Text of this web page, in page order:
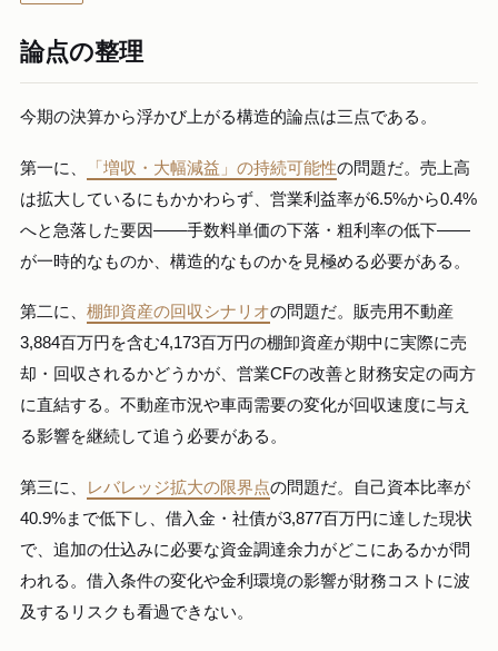
論点の整理
今期の決算から浮かび上がる構造的論点は三点である。
第一に、 「増収・大幅減益」の持続可能性の問題だ。売上高
は拡大しているにもかかわらず、営業利益率が6.5%から0.4%
へと急落した要因——手数料単価の下落・粗利率の低下——
が一時的なものか、構造的なものかを見極める必要がある。
第二に、 棚卸資産の回収シナリオの問題だ。販売用不動産
3,884百万円を含む4,173百万円の棚卸資産が期中に実際に売
却・回収されるかどうかが、営業CFの改善と財務安定の両方
に直結する。不動産市況や車両需要の変化が回収速度に与え
る影響を継続して追う必要がある。
第三に、 レバレッジ拡大の限界点の問題だ。自己資本比率が
40.9%まで低下し、借入金・社債が3,877百万円に達した現状
で、追加の仕込みに必要な資金調達余力がどこにあるかが問
われる。借入条件の変化や金利環境の影響が財務コストに波
及するリスクも看過できない。